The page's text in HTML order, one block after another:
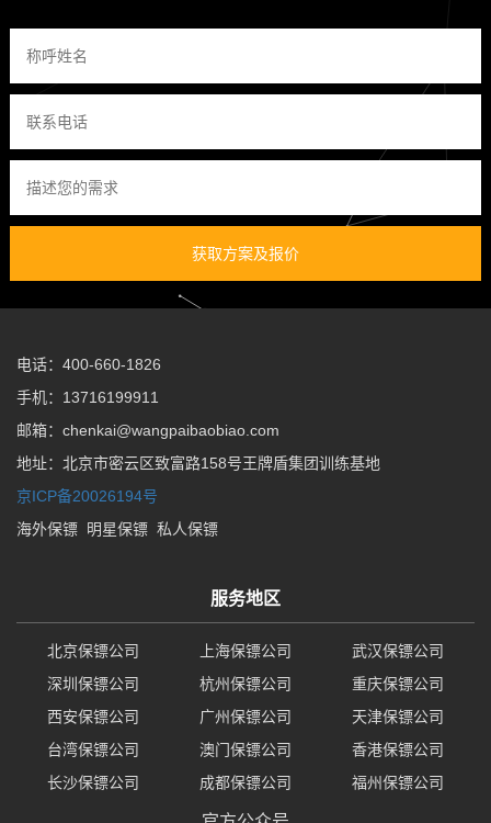
获取方案及报价
电话：400-660-1826
手机：13716199911
邮箱：chenkai@wangpaibaobiao.com
地址：北京市密云区致富路158号王牌盾集团训练基地
京ICP备20026194号
海外保镖 明星保镖 私人保镖
服务地区
北京保镖公司 上海保镖公司
武汉保镖公司
深圳保镖公司
杭州保镖公司
重庆保镖公司
西安保镖公司
广州保镖公司
天津保镖公司
台湾保镖公司
澳门保镖公司
香港保镖公司
长沙保镖公司
成都保镖公司 福州保镖公司